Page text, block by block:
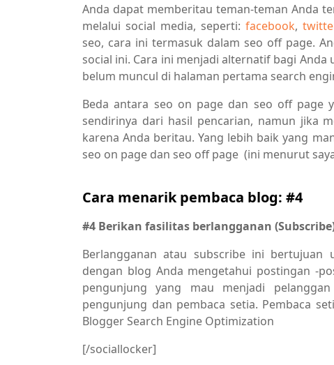
Anda dapat memberitau teman-teman Anda
melalui social media, seperti:facebook,
seo, cara ini termasuk dalam seo off page.
social ini. Cara ini menjadi alternatif bagi
belum muncul di halaman pertama search
Beda antara seo on page dan seo off page
sendirinya dari hasil pencarian, namun jika
karena Anda beritau. Yang lebih baik yang
seo on page dan seo off page (ini menurut
Cara menarik pembaca blog: #4
#4 Berikan fasilitas berlangganan
Berlangganan atau subscribe ini bertujuan
dengan blog Anda mengetahui postingan -
pengunjung yang mau menjadi
pengunjung dan pembaca setia. Pembaca
Blogger Search Engine Optimization
[/sociallocker]